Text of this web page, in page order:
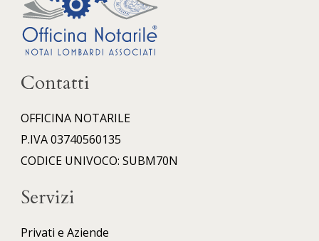
Contatti
OFFICINA NOTARILE
P.IVA 03740560135
CODICE UNIVOCO: SUBM70N
Servizi
Privati e Aziende